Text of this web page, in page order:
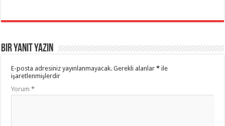
Bir yanıt yazın
E-posta adresiniz yayınlanmayacak. Gerekli alanlar* ile
işaretlenmişlerdir
Yorum*